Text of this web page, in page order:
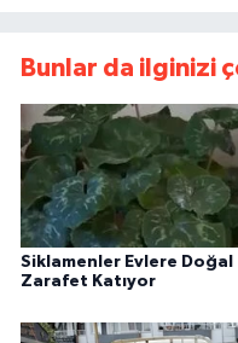
Bunlar da ilginizi
Siklamenler Evlere Doğal
Zarafet Katıyor